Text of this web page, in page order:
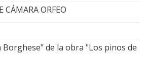
CÁMARA ORFEO
Borghese" de la obra "Los pinos de